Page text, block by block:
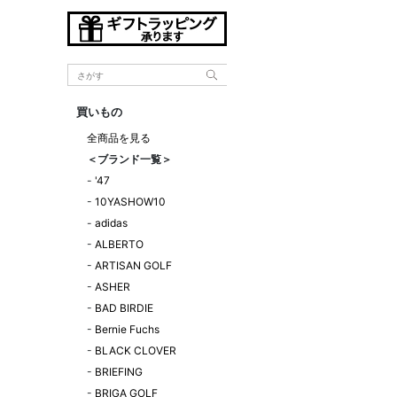
買いもの
全商品を見る
＜ブランド一覧＞
- '47
- 10YASHOW10
- adidas
- ALBERTO
- ARTISAN GOLF
- ASHER
- BAD BIRDIE
- Bernie Fuchs
- BLACK CLOVER
- BRIEFING
- BRIGA GOLF